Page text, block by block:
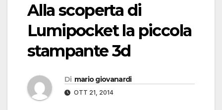
Alla scoperta di
Lumipocket la piccola
stampante 3d
Di mario giovanardi
OTT 21, 2014